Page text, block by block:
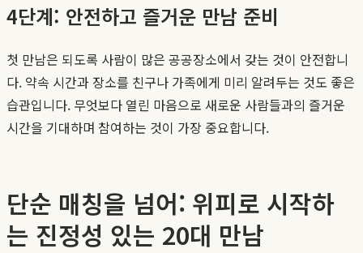
4단계: 안전하고 즐거운 만남 준비
첫 만남은 되도록 사람이 많은 공공장소에서 갖는 것이 안전합니
다. 약속 시간과 장소를 친구나 가족에게 미리 알려두는 것도 좋은
습관입니다. 무엇보다 열린 마음으로 새로운 사람들과의 즐거운
시간을 기대하며 참여하는 것이 가장 중요합니다.
단순 매칭을 넘어: 위피로 시작하
는 진정성 있는 20대 만남